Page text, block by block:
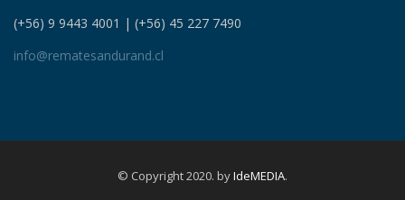
(+56) 9 9443 4001 | (+56) 45 227 7490
info@rematesandurand.cl
© Copyright 2020. byIdeMEDIA.